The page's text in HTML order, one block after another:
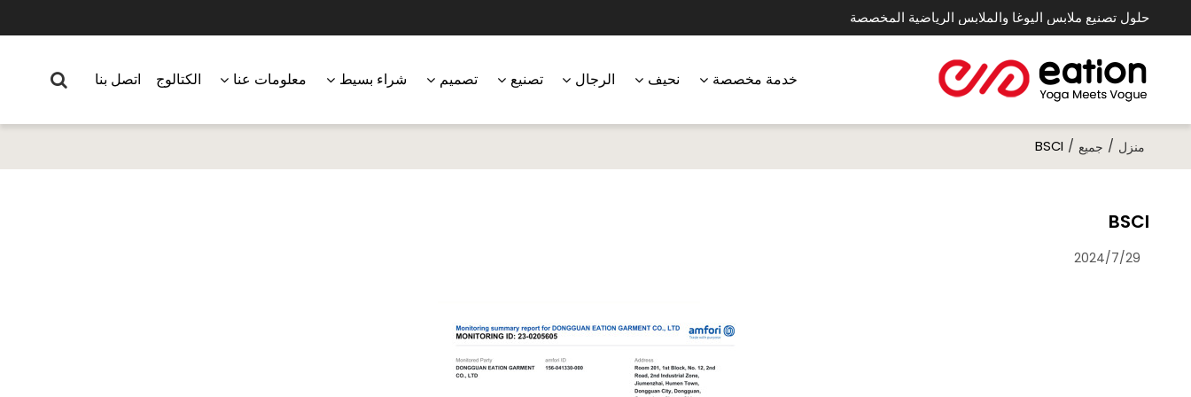
حلول تصنيع ملابس اليوغا والملابس الرياضية المخصصة
خدمة مخصصة نحيف الرجال تصنيع تصميم شراء بسيط معلومات عنا الكتالوج اتصل بنا
منزل / جميع /
BSCI
BSCI
2024/7/29